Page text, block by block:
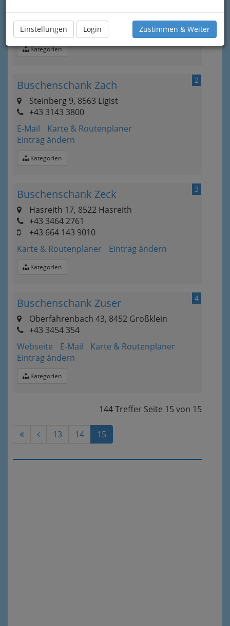
Einstellungen Login Zustimmen & Weiter
+43 3454 401
Karte & Routenplaner
Eintrag ändern
Kategorien
2
Buschenschank Zach
Steinberg 9, 8563 Ligist
+43 3143 3800
E-Mail
Karte & Routenplaner
Eintrag ändern
Kategorien
3
Buschenschank Zeck
Hasreith 17, 8522 Hasreith
+43 3464 2761
+43 664 143 9010
Karte & Routenplaner
Eintrag ändern
Kategorien
4
Buschenschank Zuser
Oberfahrenbach 43, 8452 Großklein
+43 3454 354
Webseite
E-Mail
Karte & Routenplaner
Eintrag ändern
Kategorien
144 Treffer Seite 15 von 15
13 14 15